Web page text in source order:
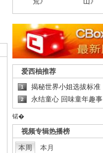
爱西柚推荐
1 揭秘世界小姐选拔标准
2 永结童心 回味童年趣事
锘�
视频专辑热播榜
本周 本月